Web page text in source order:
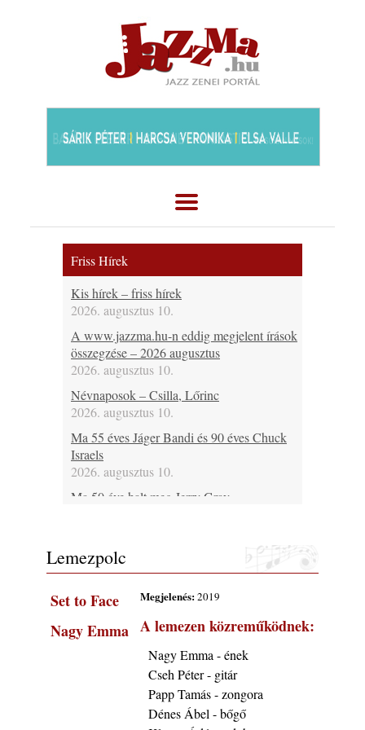
Friss Hírek
Kis hírek – friss hírek
2026. augusztus 10.
A www.jazzma.hu-n eddig megjelent írások
összegzése – 2026 augusztus
2026. augusztus 10.
Névnaposok – Csilla, Lőrinc
2026. augusztus 10.
Ma 55 éves Jáger Bandi és 90 éves Chuck
Israels
2026. augusztus 10.
Ma 50 éve halt meg Jerry Gray
Kent Kessler
2026. augusztus 10.
Jazz a Márványteremben – Fenyvesi Máron
2026. augusztus 10.
45 éve történt… Jazz-rock albumok 1981-
ben - Soft Machine „Land of Cockayne”
2026. augusztus 10.
Ezen a napon – augusztus 10. (2026)
Lemezpolc
Megjelenés:2019
A lemezen közreműködnek:
Nagy Emma - ének
Cseh Péter - gitár
Papp Tamás - zongora
Dénes Ábel - bőgő
Set to Face
Nagy Emma